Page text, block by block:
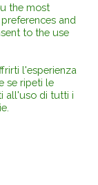
the most
and
to the use
l'esperienza
se ripeti le
all'uso di tutti i